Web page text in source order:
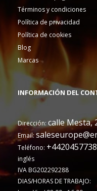
Términos y condiciones
Política de privacidad
Política de cookies
Blog
Marcas
INFORMACIÓN DEL
Dirección: calle Mesta,
Email:
Teléfono:
inglés
IVA BG202292288
DIAS/HORAS DE TRABAJO: